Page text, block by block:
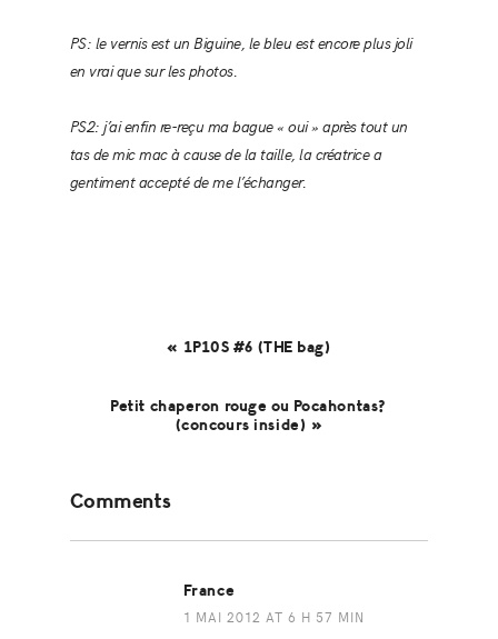
PS: le vernis est un Biguine, le bleu est encore plus joli
en vrai que sur les photos.
PS2: j’ai enfin re-reçu ma bague « oui » après tout un
tas de mic mac à cause de la taille, la créatrice a
gentiment accepté de me l’échanger.
« 1P10S #6 (THE bag)
Petit chaperon rouge ou Pocahontas?
(concours inside) »
Interactions
Comments
France
1 MAI 2012 AT 6 H 57 MIN